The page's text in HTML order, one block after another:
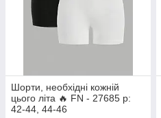
Шорти, необхідні кожній
цього літа 🔥 FN - 27685 р:
42-44, 44-46